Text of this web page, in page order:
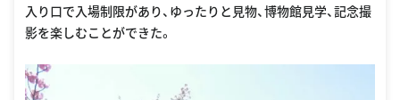
入り口で入場制限があり、ゆったりと見物、博物館見学、記念撮
影を楽しむことができた。